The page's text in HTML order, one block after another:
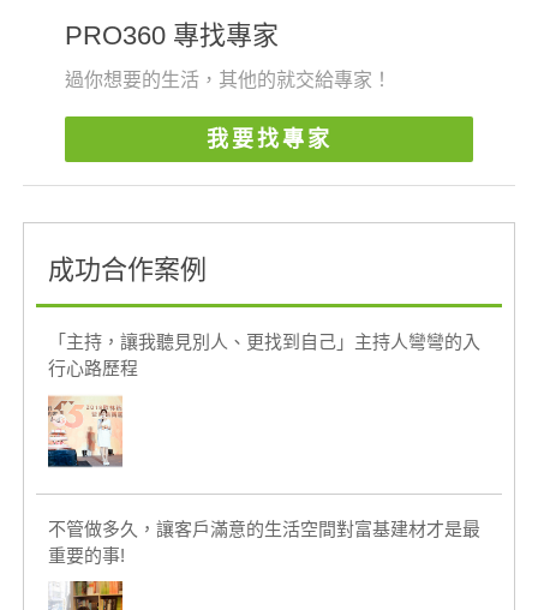
PRO360 專找專家
過你想要的生活，其他的就交給專家！
我要找專家
成功合作案例
「主持，讓我聽見別人、更找到自己」主持人彎彎的入
行心路歷程
不管做多久，讓客戶滿意的生活空間對富基建材才是最
重要的事!